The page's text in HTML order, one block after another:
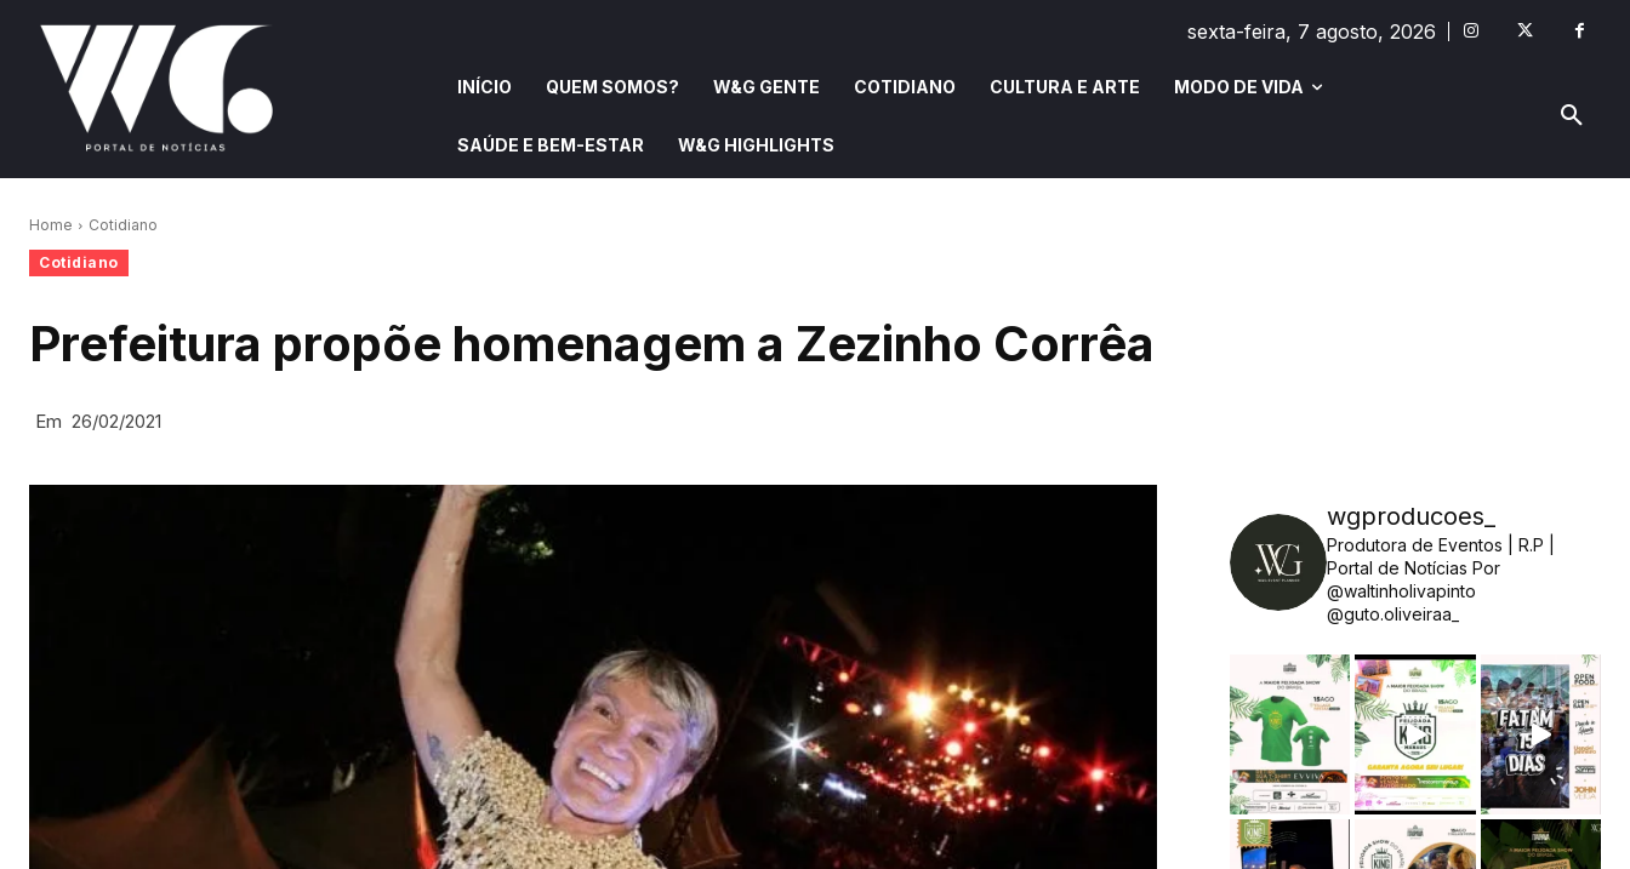
sexta-feira, 7 agosto, 2026
INÍCIO QUEM SOMOS? W&G GENTE COTIDIANO CULTURA E ARTE MODO DE VIDA
SAÚDE E BEM-ESTAR W&G HIGHLIGHTS
Home Cotidiano
Cotidiano
Prefeitura propõe homenagem a Zezinho Corrêa
Em 26/02/2021
wgproducoes_
Produtora de Eventos | R.P |
Portal de Notícias Por
@waltinholivapinto
@guto.oliveiraa_